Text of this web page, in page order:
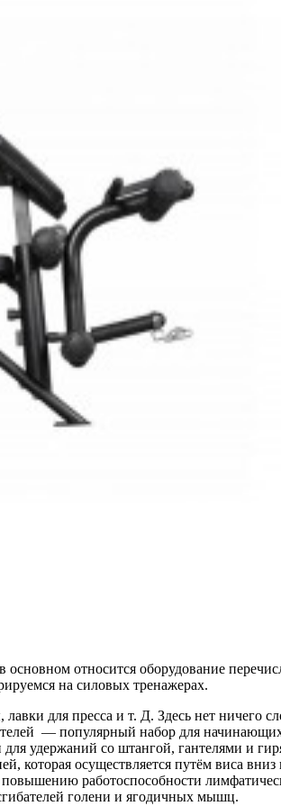
относится оборудование
на силовых тренажерах.
для пресса и т. Д. Здесь нет ничего
— популярный набор для
удержаний со штангой, гантелями и
которая осуществляется путём виса
работоспособности
голени и ягодичных мышц.